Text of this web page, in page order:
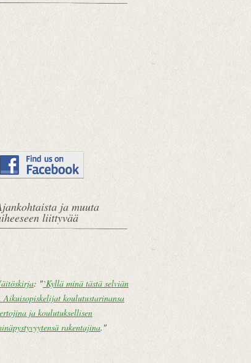
ja muuta
liittyvää
: "`Kyllä minä tästä selviän
Aikuisopiskelijat koulutustarinansa
ja koulutuksellisen
rakentajina."